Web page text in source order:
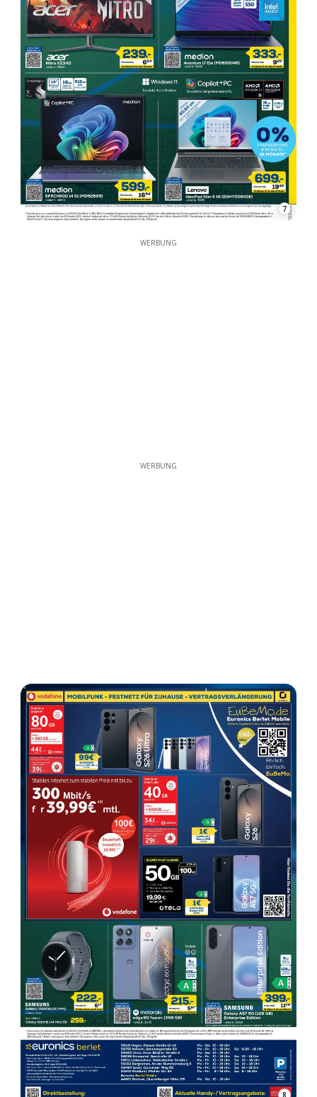
7
WERBUNG
WERBUNG
8